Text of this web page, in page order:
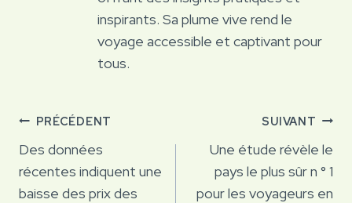
inspirants. Sa plume vive rend le
voyage accessible et captivant pour
tous.
Navigation
de
l’article
PRÉCÉDENT
Des données
récentes indiquent une
baisse des prix des
SUIVANT
Une étude révèle le
pays le plus sûr n ° 1
pour les voyageurs en